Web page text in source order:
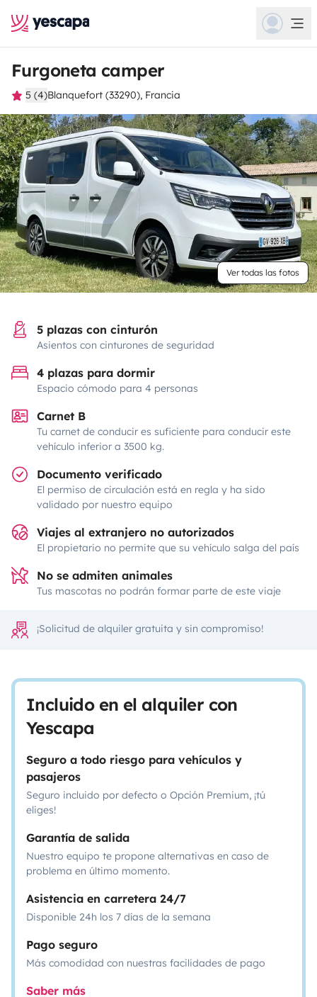
Furgoneta camper
5 (4)Blanquefort (33290), Francia
Ver todas las fotos
5 plazas con cinturón
Asientos con cinturones de seguridad
4 plazas para dormir
Espacio cómodo para 4 personas
Carnet B
Tu carnet de conducir es suficiente para conducir este
vehículo inferior a 3500 kg.
Documento verificado
El permiso de circulación está en regla y ha sido
validado por nuestro equipo
Viajes al extranjero no autorizados
El propietario no permite que su vehículo salga del país
No se admiten animales
Tus mascotas no podrán formar parte de este viaje
¡Solicitud de alquiler gratuita y sin compromiso!
Incluido en el alquiler con
Yescapa
Seguro a todo riesgo para vehículos y
pasajeros
Seguro incluido por defecto o Opción Premium, ¡tú
eliges!
Garantía de salida
Nuestro equipo te propone alternativas en caso de
problema en último momento.
Asistencia en carretera 24/7
Disponible 24h los 7 días de la semana
Pago seguro
Más comodidad con nuestras facilidades de pago
Saber más